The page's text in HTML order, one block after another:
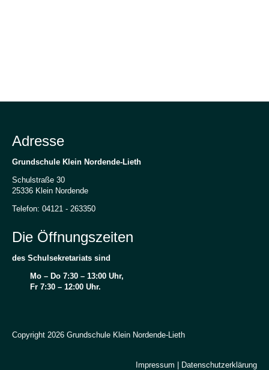
Adresse
Grundschule Klein Nordende-Lieth
Schulstraße 30
25336 Klein Nordende
Telefon: 04121 - 263350
Die Öffnungszeiten
des Schulsekretariats sind
Mo – Do 7:30 – 13:00 Uhr,
Fr 7:30 – 12:00 Uhr.
Copyright 2026 Grundschule Klein Nordende-Lieth
Impressum Datenschutzerklärung